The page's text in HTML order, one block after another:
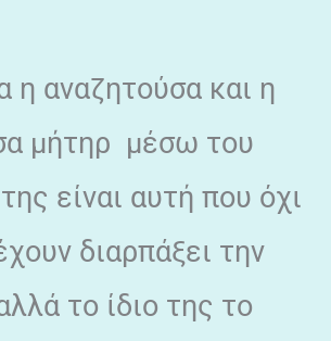
η αναζητούσα και η
μήτηρ μέσω του
είναι αυτή που όχι
διαρπάξει την
το ίδιο της το